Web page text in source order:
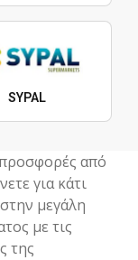
SYPAL
προσφορές από
για κάτι
μεγάλη
με τις
της